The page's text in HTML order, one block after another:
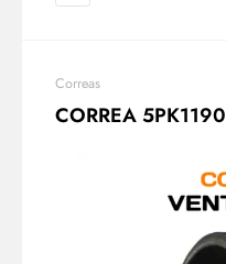
Correas
CORREA 5PK1190